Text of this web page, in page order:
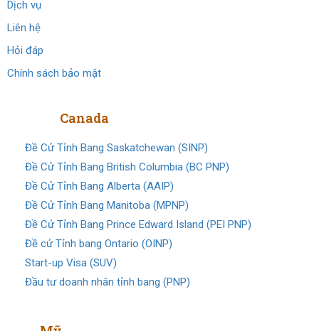
Dịch vụ
Liên hệ
Hỏi đáp
Chính sách bảo mật
Canada
Đề Cử Tỉnh Bang Saskatchewan (SINP)
Đề Cử Tỉnh Bang British Columbia (BC PNP)
Đề Cử Tỉnh Bang Alberta (AAIP)
Đề Cử Tỉnh Bang Manitoba (MPNP)
Đề Cử Tỉnh Bang Prince Edward Island (PEI PNP)
Đề cử Tỉnh bang Ontario (OINP)
Start-up Visa (SUV)
Đầu tư doanh nhân tỉnh bang (PNP)